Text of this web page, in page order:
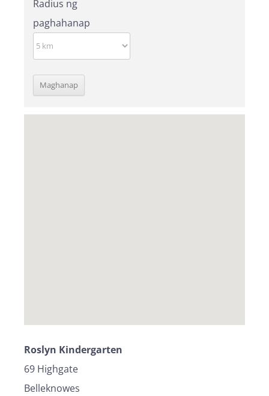
Radius ng
paghahanap
Roslyn Kindergarten
69 Highgate
Belleknowes